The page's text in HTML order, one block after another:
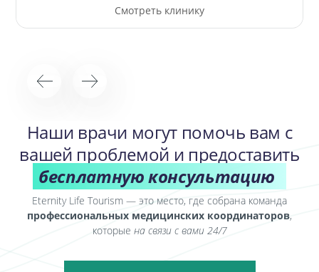
Смотреть клинику
Наши врачи могут помочь вам с
вашей проблемой и предоставить
бесплатную консультацию
Eternity Life Tourism — это место, где собрана команда
профессиональных медицинских координаторов,
которые на связи с вами 24/7